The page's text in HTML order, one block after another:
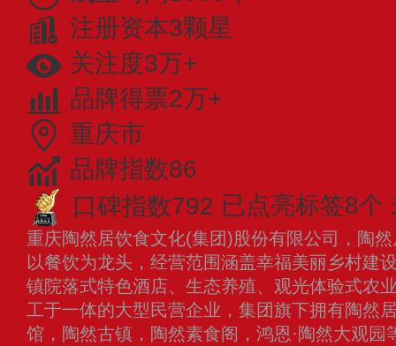
注册资本3颗星
关注度3万+
品牌得票2万+
重庆市
品牌指数86
口碑指数792 已点亮标签8个
重庆陶然居饮食文化(集团)股份有限公司，陶
以餐饮为龙头，经营范围涵盖幸福美丽乡村建
镇院落式特色酒店、生态养殖、观光体验式农
工于一体的大型民营企业，集团旗下拥有陶然
馆，陶然古镇，陶然素食阁，鸿恩·陶然大观